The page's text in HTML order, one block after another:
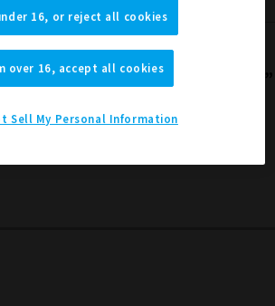
《龙珠超：超级人造人》中，“比克”
16, or reject all cookies
over 16, accept all cookies
Sell My Personal Information